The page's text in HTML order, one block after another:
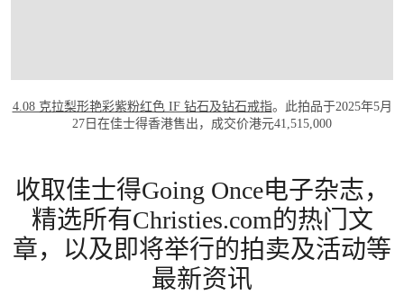
4.08 克拉梨形艳彩紫粉红色 IF 钻石及钻石戒指。此拍品于2025年5月
27日在佳士得香港售出，成交价港元41,515,000
收取佳士得Going Once电子杂志，
精选所有Christies.com的热门文
章，以及即将举行的拍卖及活动等
最新资讯